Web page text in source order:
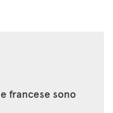
francese sono